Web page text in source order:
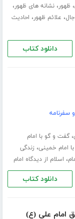
، ظهور،نشانه های ظهور،
، علائم ظهور، احادیث
دانلود کتاب
سفرنامه
،گفت و گو با امام
امام خمینی، زندگی
، اسلام از دیدگاه امام
دانلود کتاب
امام علی (ع)